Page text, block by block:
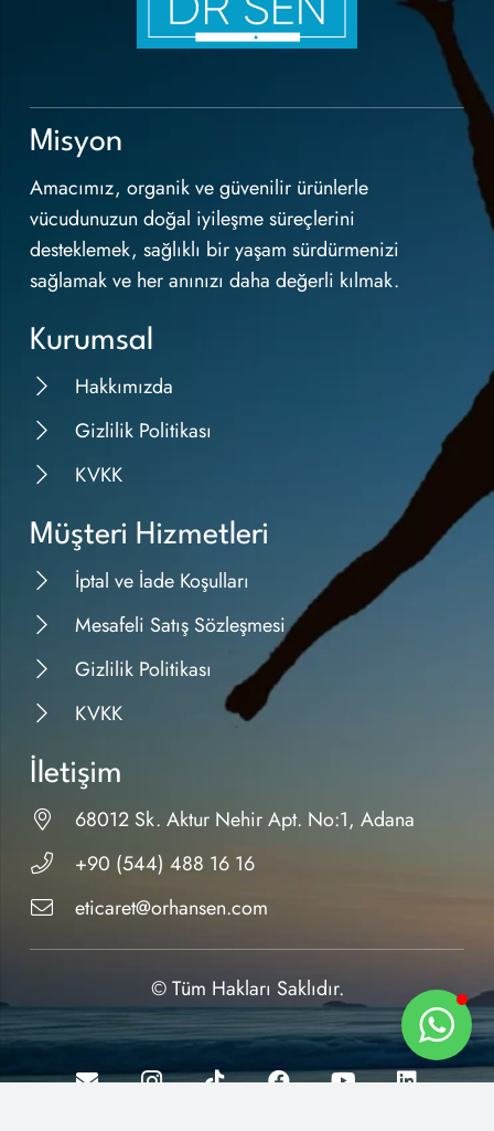
Misyon
Amacımız, organik ve güvenilir ürünlerle
vücudunuzun doğal iyileşme süreçlerini
desteklemek, sağlıklı bir yaşam sürdürmenizi
sağlamak ve her anınızı daha değerli kılmak.
Kurumsal
Hakkımızda
Gizlilik Politikası
KVKK
Müşteri Hizmetleri
İptal ve İade Koşulları
Mesafeli Satış Sözleşmesi
Gizlilik Politikası
KVKK
İletişim
68012 Sk. Aktur Nehir Apt. No:1, Adana
+90 (544) 488 16 16
eticaret@orhansen.com
© Tüm Hakları Saklıdır.